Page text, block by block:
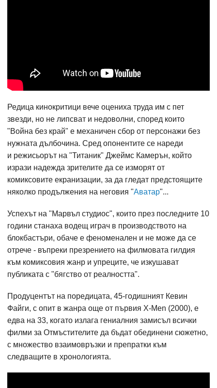
Редица кинокритици вече оцениха труда им с пет
звезди, но не липсват и недоволни, според които
"Война без край" е механичен сбор от персонажи без
нужната дълбочина. Сред опонентите се нареди
и режисьорът на "Титаник" Джеймс Камерън, който
изрази надежда зрителите да се изморят от
комиксовите екранизации, за да гледат предстоящите
няколко продължения на неговия "Аватар"...
Успехът на "Марвъл студиос", които през последните 10
години станаха водещ играч в производството на
блокбастъри, обаче е феноменален и не може да се
отрече - въпреки презрението на филмовата гилдия
към комиксовия жанр и упреците, че изкушават
публиката с "бягство от реалността".
Продуцентът на поредицата, 45-годишният Кевин
Файги, с опит в жанра още от първия X-Men (2000), е
едва на 33, когато излага гениалния замисъл всички
филми за Отмъстителите да бъдат обединени сюжетно,
с множество взаимовръзки и препратки към
следващите в хронологията.